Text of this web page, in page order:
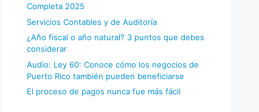
Completa 2025
Servicios Contables y de Auditoría
¿Año fiscal o año natural? 3 puntos que debes
considerar
Audio: Ley 60: Conoce cómo los negocios de
Puerto Rico también pueden beneficiarse
El proceso de pagos nunca fue más fácil